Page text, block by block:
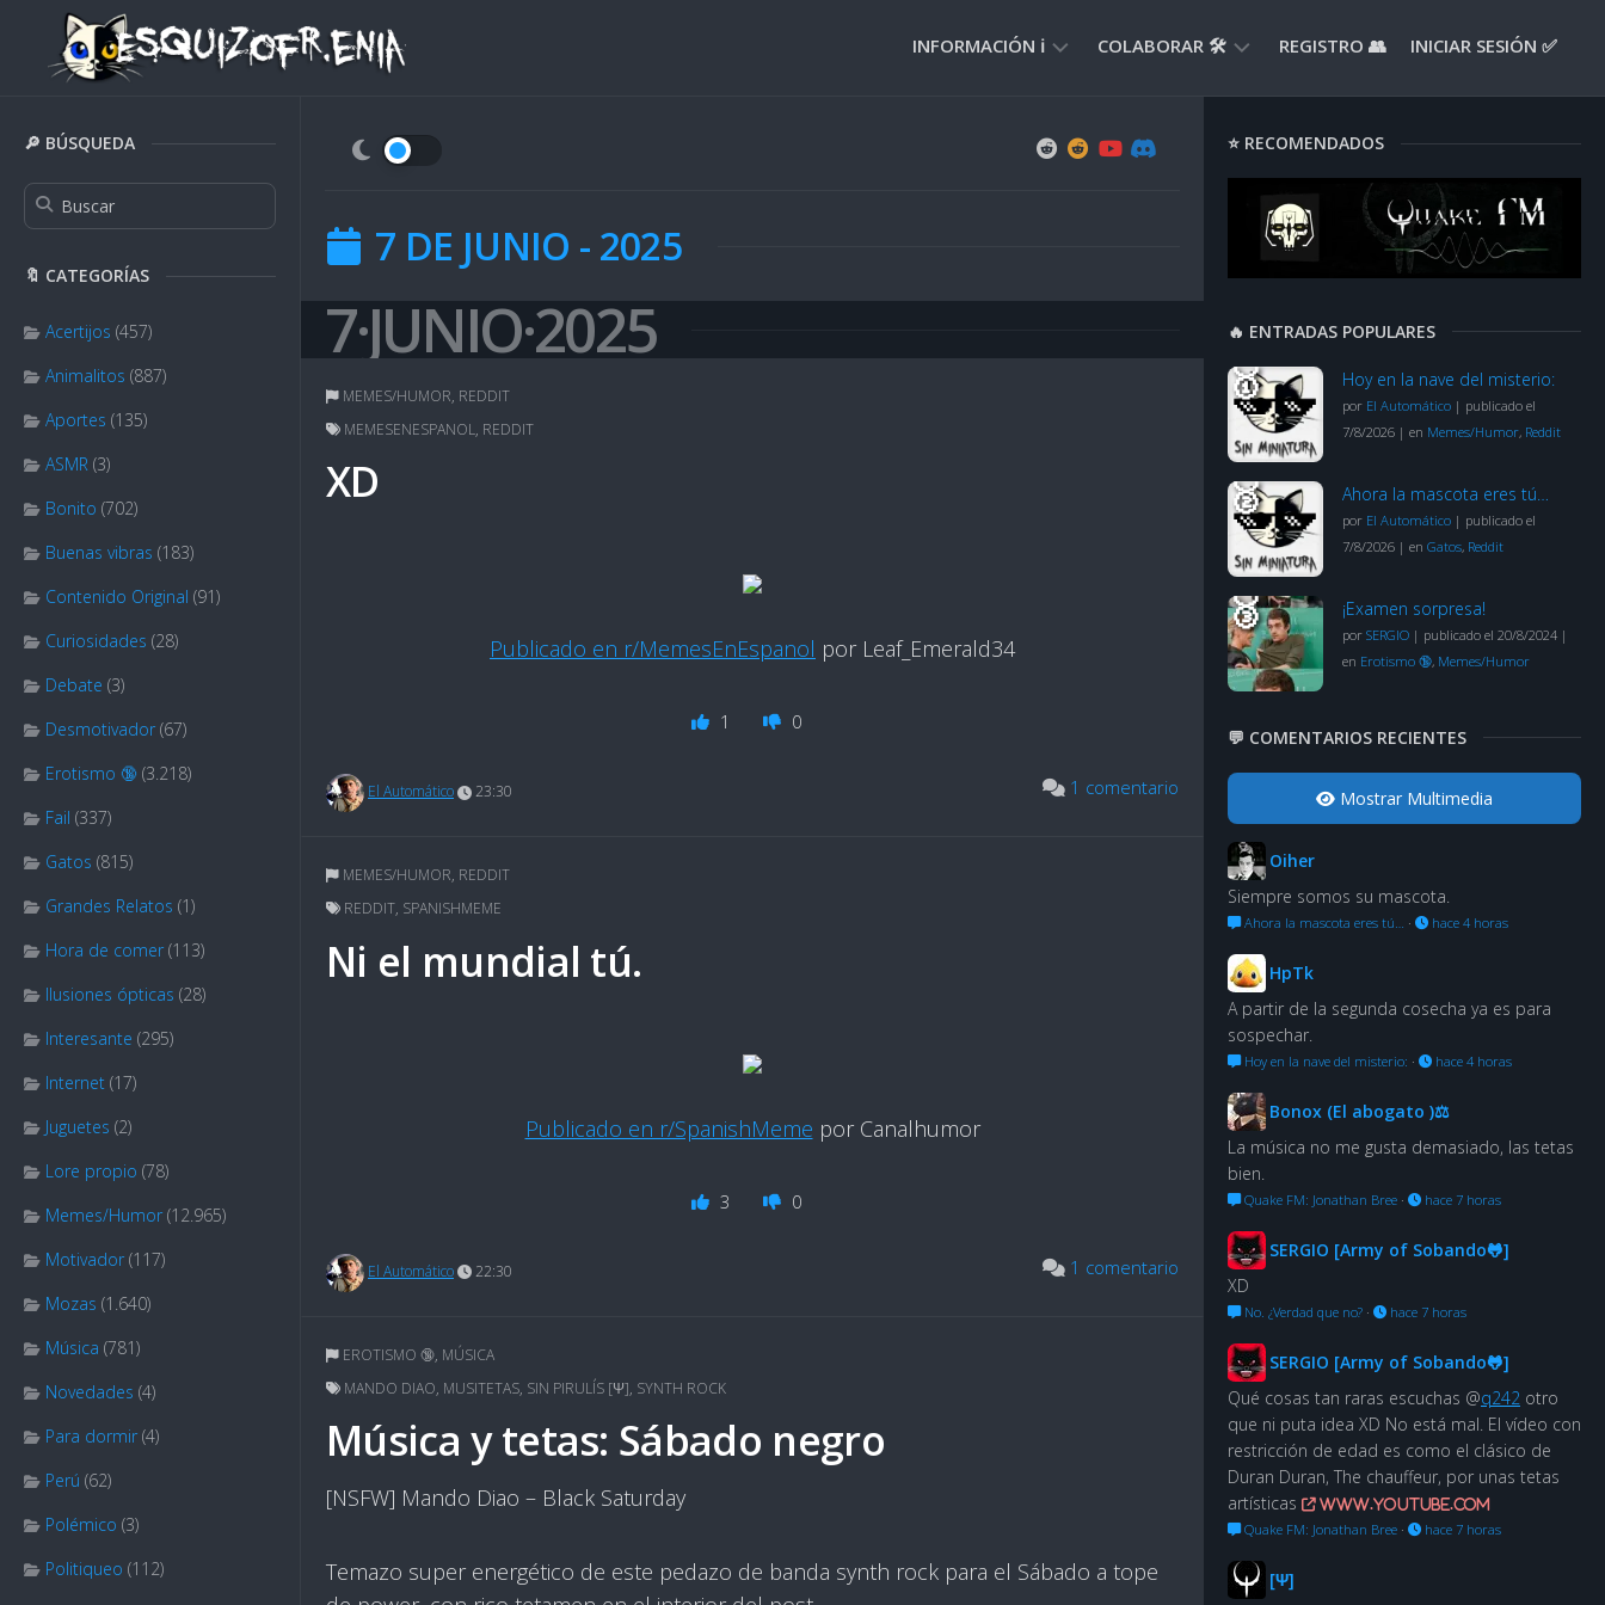
content
INFORMACIÓN ℹ️ COLABORAR 🛠️
APORTE
REGISTRO 👥 INICIAR SESIÓN ✅
🔎 BÚSQUEDA
🔖 CATEGORÍAS
Acertijos (457)
Animalitos (887)
Aportes (135)
ASMR (3)
Bonito (702)
Buenas vibras (183)
Contenido Original (91)
Curiosidades (28)
Debate (3)
Desmotivador (67)
Erotismo 🔞 (3.218)
Fail (337)
Gatos (815)
Grandes Relatos (1)
Hora de comer (113)
Ilusiones ópticas (28)
Interesante (295)
Internet (17)
Juguetes (2)
Lore propio (78)
Memes/Humor (12.965)
Motivador (117)
Mozas (1.640)
Música (781)
Novedades (4)
Para dormir (4)
Perú (62)
Polémico (3)
Politiqueo (112)
7 DE JUNIO - 2025
7·JUNIO·2025
MEMES/HUMOR, REDDIT
MEMESENESPANOL, REDDIT
XD
Publicado en r/MemesEnEspanol por Leaf_Emerald34
1 0
El Automático 23:30 1 comentario
MEMES/HUMOR, REDDIT
REDDIT, SPANISHMEME
Ni el mundial tú.
Publicado en r/SpanishMeme por Canalhumor
3 0
El Automático 22:30 1 comentario
EROTISMO 🔞, MÚSICA
MANDO DIAO, MUSITETAS, SIN PIRULÍS [Ψ], SYNTH ROCK
Música y tetas: Sábado negro
[NSFW] Mando Diao – Black Saturday
Temazo super energético de este pedazo de banda synth rock para el Sábado a tope
⭐ RECOMENDADOS
🔥 ENTRADAS POPULARES
Hoy en la nave del misterio:
por El Automático | publicado el
7/8/2026 | en Memes/Humor, Reddit
Ahora la mascota eres tú…
por El Automático | publicado el
7/8/2026 | en Gatos, Reddit
¡Examen sorpresa!
por SERGIO | publicado el 20/8/2024 |
en Erotismo 🔞, Memes/Humor
💬 COMENTARIOS RECIENTES
Mostrar Multimedia
Oiher
Siempre somos su mascota.
Ahora la mascota eres tú… · hace 4 horas
HpTk
A partir de la segunda cosecha ya es para
sospechar.
Hoy en la nave del misterio: · hace 4 horas
Bonox (El abogato )⚖
La música no me gusta demasiado, las tetas
bien.
Quake FM: Jonathan Bree · hace 7 horas
SERGIO [Army of Sobando🐸]
XD
No. ¿Verdad que no? · hace 7 horas
SERGIO [Army of Sobando🐸]
Qué cosas tan raras escuchas @q242 otro
que ni puta idea XD No está mal. El vídeo con
restricción de edad es como el clásico de
Duran Duran, The chauffeur, por unas tetas
artísticas
www.youtube.com
Quake FM: Jonathan Bree · hace 7 horas
[Ψ]